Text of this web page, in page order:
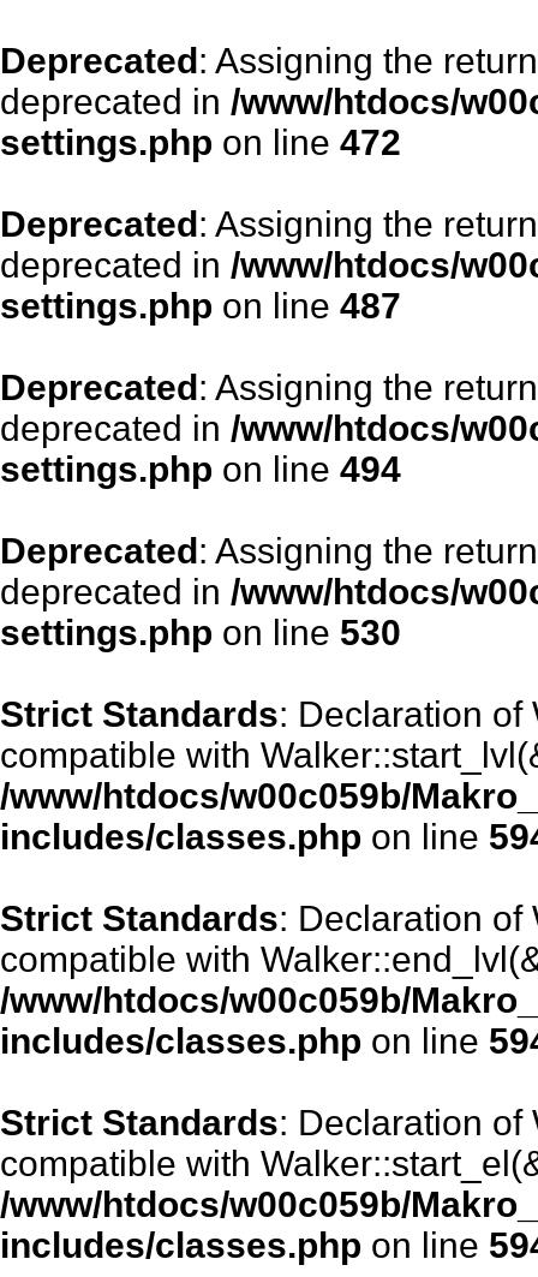
Deprecated: Assigning the
deprecated in /www/htdocs/
settings.php on line 472
Deprecated: Assigning the
deprecated in /www/htdocs/
settings.php on line 487
Deprecated: Assigning the
deprecated in /www/htdocs/
settings.php on line 494
Deprecated: Assigning the
deprecated in /www/htdocs/
settings.php on line 530
Strict Standards: Declaration of
compatible with
/www/htdocs/w00c059b/
includes/classes.php on line
Strict Standards: Declaration of
compatible with
/www/htdocs/w00c059b/
includes/classes.php on line
Strict Standards: Declaration of
compatible with
/www/htdocs/w00c059b/
includes/classes.php on line